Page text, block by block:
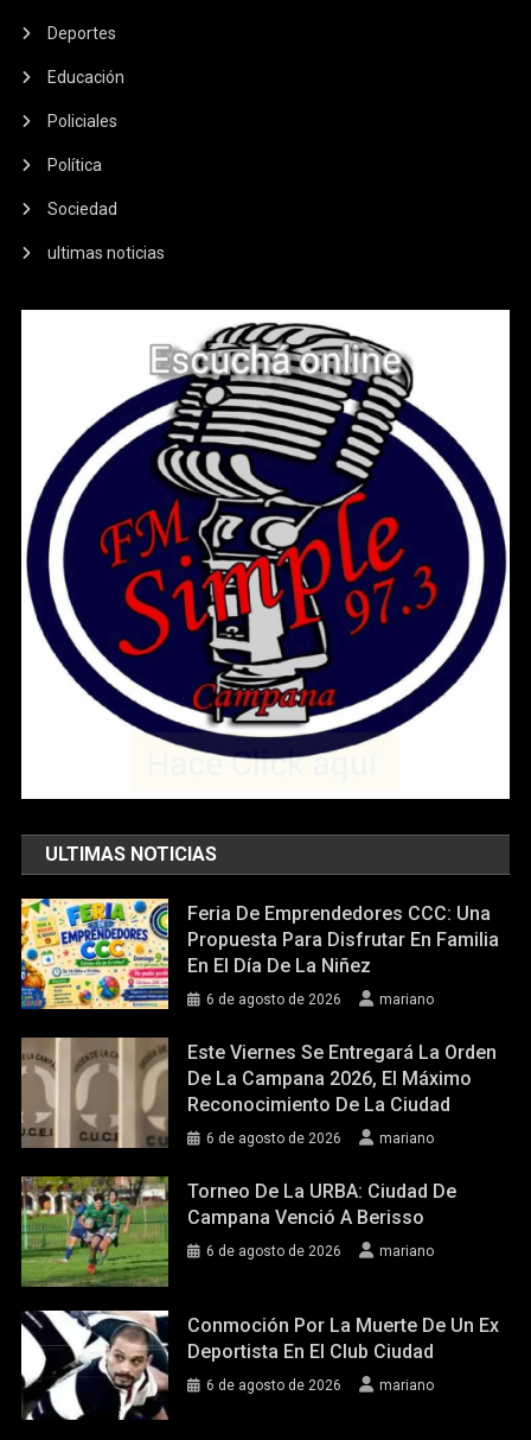
Deportes
Educación
Policiales
Política
Sociedad
ultimas noticias
ULTIMAS NOTICIAS
Feria De Emprendedores CCC: Una
Propuesta Para Disfrutar En Familia
En El Día De La Niñez
6 de agosto de 2026 mariano
Este Viernes Se Entregará La Orden
De La Campana 2026, El Máximo
Reconocimiento De La Ciudad
6 de agosto de 2026 mariano
Torneo De La URBA: Ciudad De
Campana Venció A Berisso
6 de agosto de 2026 mariano
Conmoción Por La Muerte De Un Ex
Deportista En El Club Ciudad
6 de agosto de 2026 mariano